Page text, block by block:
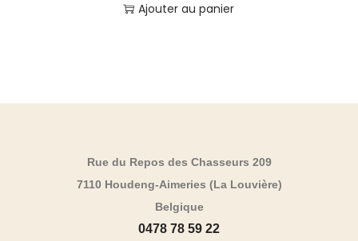
Ajouter au panier
Rue du Repos des Chasseurs 209
7110 Houdeng-Aimeries (La Louvière)
Belgique
0478 78 59 22